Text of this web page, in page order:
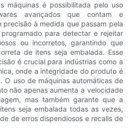
máquinas é possibilitada pelo uso
avançados que contam e
precisão à medida que passam pela
para detectar e rejeitar
ou incorretos, garantindo que
de itens seja embalada. Esse
é crucial para indústrias como a
onde a integridade do produto é
O uso de máquinas automáticas de
não apenas aumenta a velocidade
mas também garante que a
seja embalada todas as vezes,
de erros dispendiosos e recalls de